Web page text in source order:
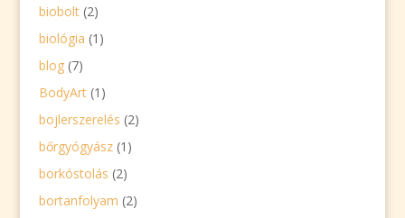
biobolt(2)
biológia (1)
blog(7)
BodyArt(1)
bojlerszerelés (2)
bőrgyógyász(1)
borkóstolás (2)
bortanfolyam (2)